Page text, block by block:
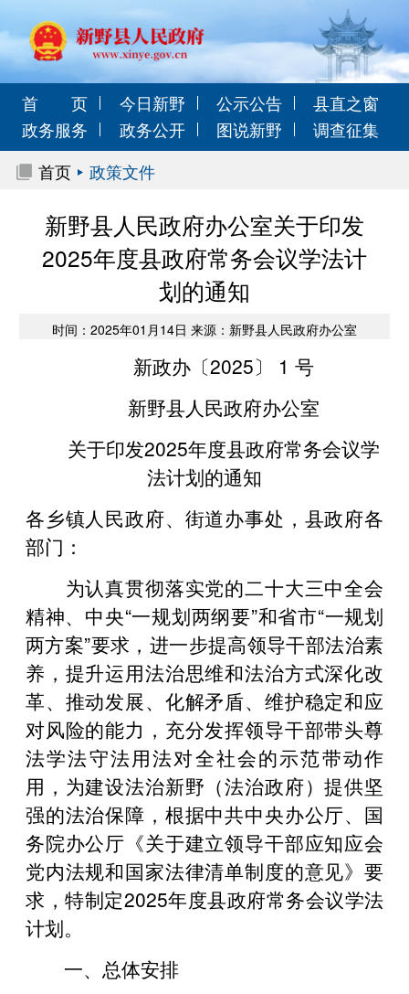
首 页 今日新野 公示公告
县直之窗
政务服务
政务公开 图说新野
调查征集
首页
政策文件
新野县人民政府办公室关于印发
2025年度县政府常务会议学法计
划的通知
时间：2025年01月14日 来源：新野县人民政府办公室
新政办〔2025〕 1 号
新野县人民政府办公室
关于印发2025年度县政府常务会议学
法计划的通知
各乡镇人民政府、街道办事处，县政府各
部门：
为认真贯彻落实党的二十大三中全会
精神、中央“一规划两纲要”和省市“一规划
两方案”要求，进一步提高领导干部法治素
养，提升运用法治思维和法治方式深化改
革、推动发展、化解矛盾、维护稳定和应
对风险的能力，充分发挥领导干部带头尊
法学法守法用法对全社会的示范带动作
用，为建设法治新野（法治政府）提供坚
强的法治保障，根据中共中央办公厅、国
务院办公厅《关于建立领导干部应知应会
党内法规和国家法律清单制度的意见》要
求，特制定2025年度县政府常务会议学法
计划。
一、总体安排